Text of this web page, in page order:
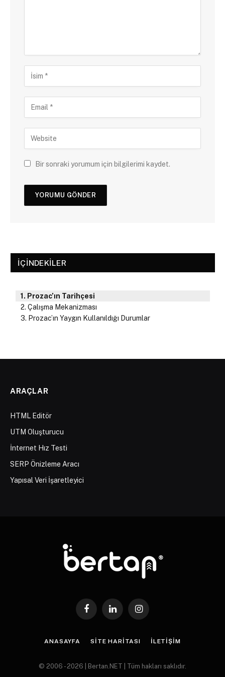
Bir sonraki yorumum için bilgilerimi kaydet.
İÇINDEKILER
Prozac’ın Tarihçesi
Çalışma Mekanizması
Prozac’ın Yaygın Kullanıldığı Durumlar
ARAÇLAR
HTML Editör
UTM Oluşturucu
İnternet Hız Testi
SERP Önizleme Aracı
Yapısal Veri İşaretleyici
FacebookLinkedInInstagram
ANASAYFA SITE HARITASI İLETIŞIM
© 2006 - 2026 | Bertan.NET | Tüm hakları saklıdır.